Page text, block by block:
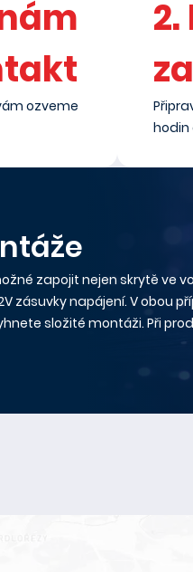
ozveme
hodin
zapojit nejen skrytě ve
zásuvky napájení. V obou
složité montáži. Při